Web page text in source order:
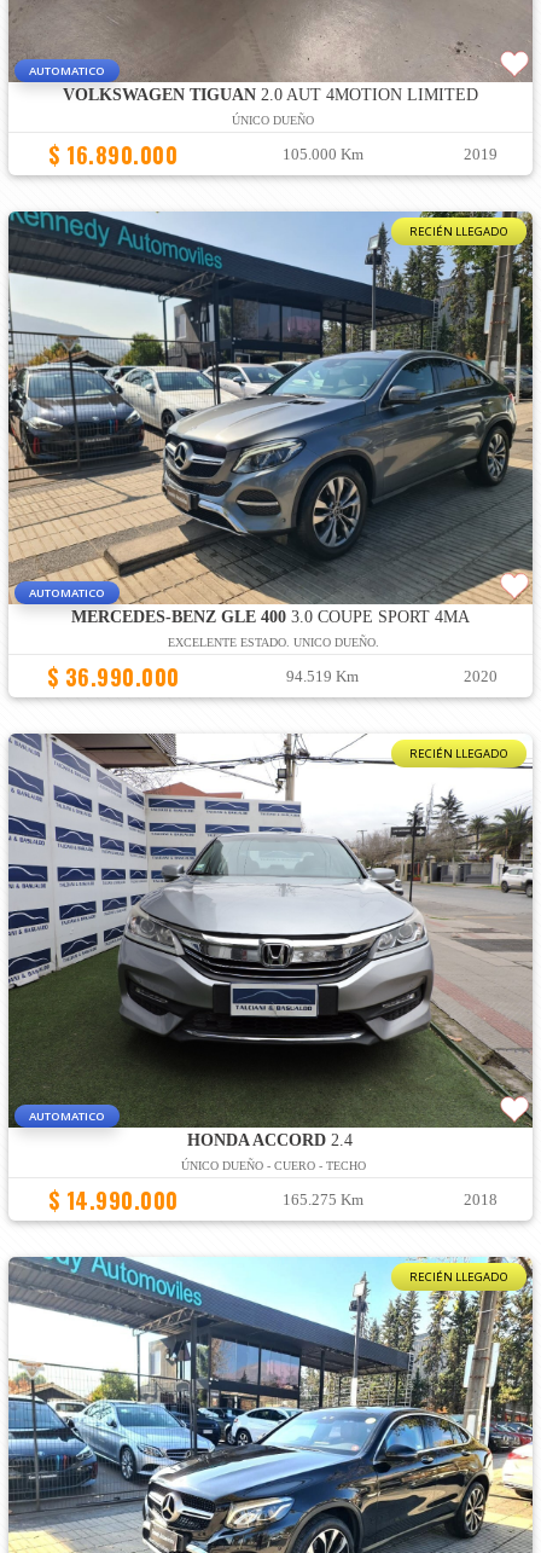
AUTOMATICO
VOLKSWAGEN TIGUAN2.0 AUT 4MOTION LIMITED
ÚNICO DUEÑO
$ 16.890.000 105.000 Km 2019
RECIÉN LLEGADO
AUTOMATICO
MERCEDES-BENZ GLE 4003.0 COUPE SPORT 4MA
EXCELENTE ESTADO. UNICO DUEÑO.
$ 36.990.000 94.519 Km 2020
RECIÉN LLEGADO
AUTOMATICO
HONDA ACCORD 2.4
ÚNICO DUEÑO - CUERO - TECHO
$ 14.990.000 165.275 Km 2018
RECIÉN LLEGADO